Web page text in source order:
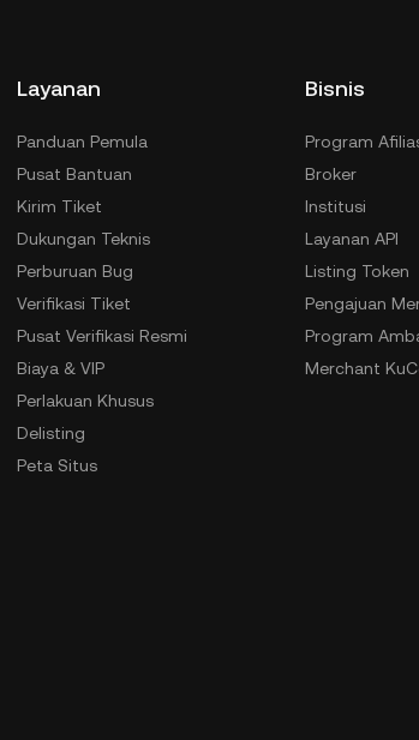
Layanan
Panduan Pemula
Pusat Bantuan
Kirim Tiket
Dukungan Teknis
Perburuan Bug
Verifikasi Tiket
Pusat Verifikasi Resmi
Biaya & VIP
Perlakuan Khusus
Delisting
Peta Situs
Bisnis
Program
Broker
Institusi
Layanan API
Listing Token
Pengajuan
Program
Merchant